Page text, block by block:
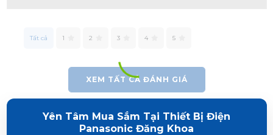
Tất cả 1 2 3 4 5
XEM TẤT CẢ ĐÁNH GIÁ
Yên Tâm Mua Sắm Tại Thiết Bị Điện
Panasonic Đăng Khoa